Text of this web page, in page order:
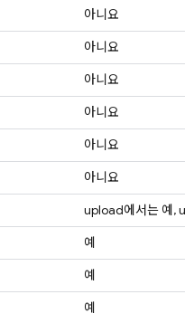
아니요
아니요
아니요
아니요
아니요
아니요
upload에서는 예,
예
예
예